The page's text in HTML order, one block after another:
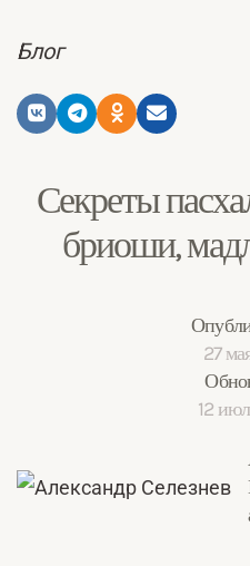
Блог
Секреты
бриоши,
27
12